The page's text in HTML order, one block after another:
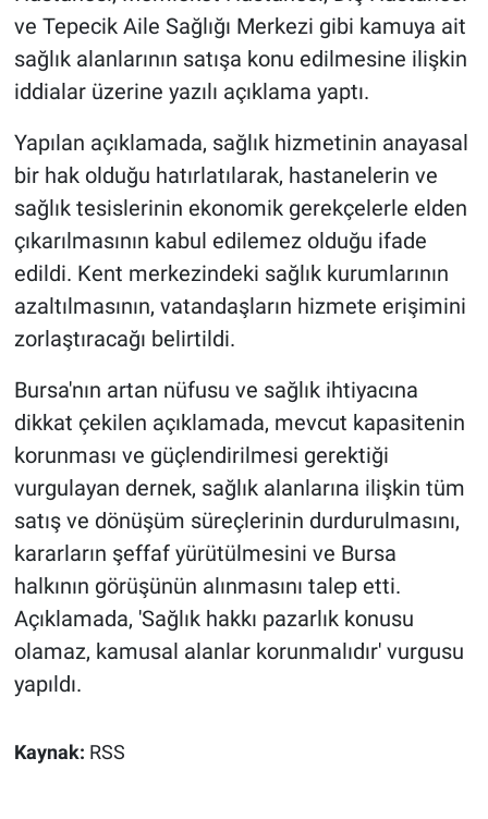
ve Tepecik Aile Sağlığı Merkezi gibi kamuya ait
sağlık alanlarının satışa konu edilmesine ilişkin
iddialar üzerine yazılı açıklama yaptı.
Yapılan açıklamada, sağlık hizmetinin anayasal
bir hak olduğu hatırlatılarak, hastanelerin ve
sağlık tesislerinin ekonomik gerekçelerle elden
çıkarılmasının kabul edilemez olduğu ifade
edildi. Kent merkezindeki sağlık kurumlarının
azaltılmasının, vatandaşların hizmete erişimini
zorlaştıracağı belirtildi.
Bursa'nın artan nüfusu ve sağlık ihtiyacına
dikkat çekilen açıklamada, mevcut kapasitenin
korunması ve güçlendirilmesi gerektiği
vurgulayan dernek, sağlık alanlarına ilişkin tüm
satış ve dönüşüm süreçlerinin durdurulmasını,
kararların şeffaf yürütülmesini ve Bursa
halkının görüşünün alınmasını talep etti.
Açıklamada, 'Sağlık hakkı pazarlık konusu
olamaz, kamusal alanlar korunmalıdır' vurgusu
yapıldı.
Kaynak: RSS